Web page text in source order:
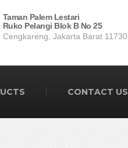
Taman Palem Lestari
Ruko Pelangi Blok B No 25
Cengkareng, Jakarta Barat 11730
CONTACT US